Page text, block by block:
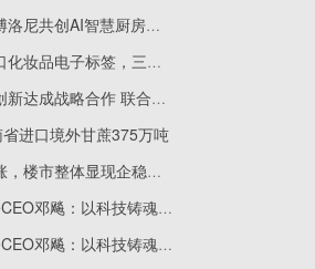
海尔大厨房携手博洛尼共创AI智慧厨房发布
浦东率先试点进口化妆品电子标签，三折叠浓缩成一张码，企业和消费者都方便 每日速看
群核科技与影石创新达成战略合作 联合打造新一代空间重建解决方案-最新快讯
进口境外甘蔗375万吨
一线城市房价领涨，楼市整体显现企稳信号 观焦点
517电信日 | 鼎桥CEO邓飚：以科技铸魂强复原之力，筑就坚不可摧的“数字生命线”
517电信日 | 鼎桥CEO邓飚：以科技铸魂强复原之力，筑就坚不可摧的“数字生命线”